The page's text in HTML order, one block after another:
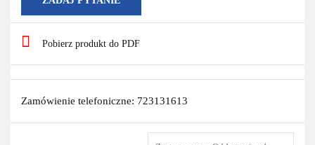
Pobierz produkt do PDF
Zamówienie telefoniczne: 723131613